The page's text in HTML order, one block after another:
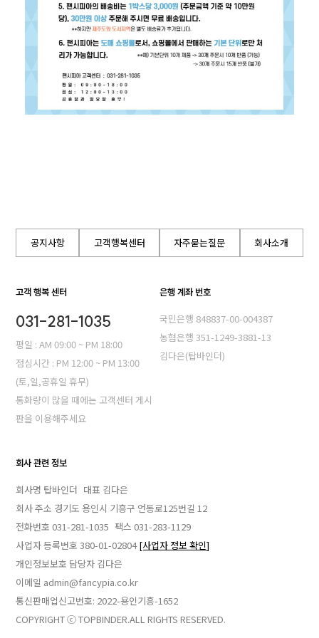
공지사항 고객행복센터 자주묻는질문 회사소개
고객 행복 센터
031-281-1035
평일 : AM 09:00 ~ PM 18:00
점심시간 : PM 12:00 ~ PM 13:00
(토,일,공휴일 휴무)
통화량이 많을 때에는 고객센터 게시
판을 이용해주세요
은행 계좌 번호
국민은행 848837-00-004387
농혐은행 351-1249-3881-13
김다은(탑바인더)
회사 관련 정보
회사명 탑바인더 대표 김다은
회사 주소 경기도 용인시 기흥구 언동로125번길 12
전화번호 031-281-1035 팩스 031-283-1129
사업자 등록번호 380-01-02804[사업자 정보 확인]
개인정보보호 담당자 김다은
이메일 admin@fancypia.co.kr
통신판매업신고번호: 2022-용인기흥-1652
COPYRIGHT ⓒ TOPBINDER.ALL RIGHTS RESERVED.